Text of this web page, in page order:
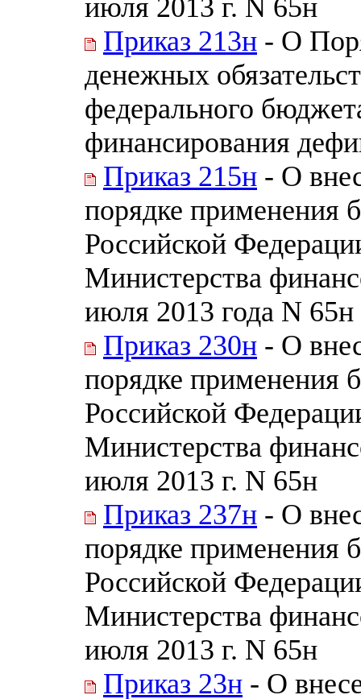
июля 2013 г. N 65н
Приказ 213н - О
денежных
федерального
финансирования
Приказ 215н - О
порядке применения
Российской
Министерства
июля 2013 года N 65н
Приказ 230н - О
порядке применения
Российской
Министерства
июля 2013 г. N 65н
Приказ 237н - О
порядке применения
Российской
Министерства
июля 2013 г. N 65н
Приказ 23н - О